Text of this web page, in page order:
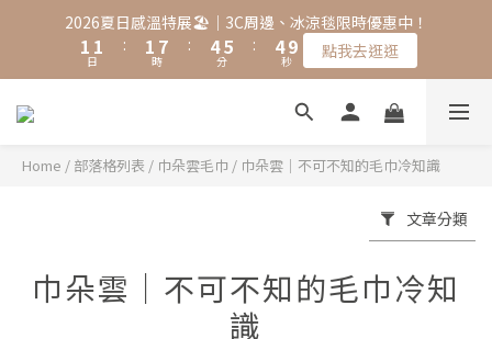
2026夏日感溫特展🏖️｜3C周邊、冰涼毯限時優惠中！
2
1
0
2
1
0
日
:
2
1
0
8
7
6
2
時
:
5
4
3
6
5
4
0
分
:
5
4
3
9
8
7
5
3
秒 點我去逛逛
Home / 部落格列表 / 巾朵雲毛巾 / 巾朵雲｜不可不知的毛巾冷知識
文章分類
巾朵雲｜不可不知的毛巾冷知
識